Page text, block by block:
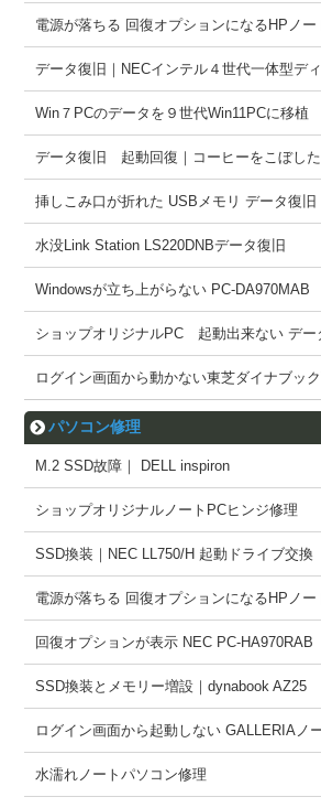
電源が落ちる 回復オプションになるHPノー
データ復旧｜NECインテル４世代一体型デ
Win７PCのデータを９世代Win11PCに移植
データ復旧 起動回復｜コーヒーをこぼし
挿しこみ口が折れた USBメモリ データ復旧
水没Link Station LS220DNBデータ復旧
Windowsが立ち上がらない PC-DA970MAB
ショップオリジナルPC 起動出来ない デー
ログイン画面から動かない東芝ダイナブッ
パソコン修理
M.2 SSD故障｜ DELL inspiron
ショップオリジナルノートPCヒンジ修理
SSD換装｜NEC LL750/H 起動ドライブ交換
電源が落ちる 回復オプションになるHPノー
回復オプションが表示 NEC PC-HA970RAB
SSD換装とメモリー増設｜dynabook AZ25
ログイン画面から起動しない GALLERIAノ
水濡れノートパソコン修理